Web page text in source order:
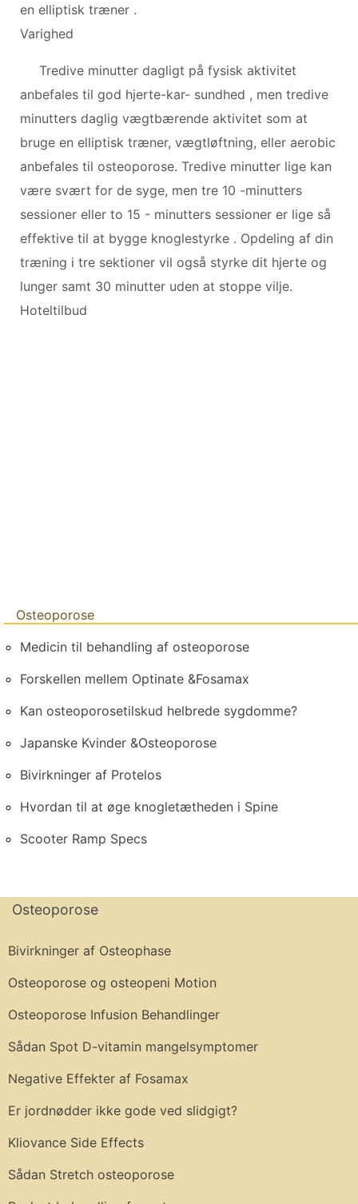
en elliptisk træner .
Varighed
Tredive minutter dagligt på fysisk aktivitet
anbefales til god hjerte-kar- sundhed , men tredive
minutters daglig vægtbærende aktivitet som at
bruge en elliptisk træner, vægtløftning, eller aerobic
anbefales til osteoporose. Tredive minutter lige kan
være svært for de syge, men tre 10 -minutters
sessioner eller to 15 - minutters sessioner er lige så
effektive til at bygge knoglestyrke . Opdeling af din
træning i tre sektioner vil også styrke dit hjerte og
lunger samt 30 minutter uden at stoppe vilje.
Hoteltilbud
Osteoporose
Medicin til behandling af osteoporose
Forskellen mellem Optinate &Fosamax
Kan osteoporosetilskud helbrede sygdomme?
Japanske Kvinder &Osteoporose
Bivirkninger af Protelos
Hvordan til at øge knogletætheden i Spine
Scooter Ramp Specs
Osteoporose
Bivirkninger af Osteophase
Osteoporose og osteopeni Motion
Osteoporose Infusion Behandlinger
Sådan Spot D-vitamin mangelsymptomer
Negative Effekter af Fosamax
Er jordnødder ikke gode ved slidgigt?
Kliovance Side Effects
Sådan Stretch osteoporose